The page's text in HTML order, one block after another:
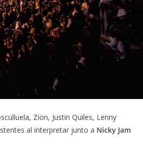
Zion, Justin Quiles, Lenny
al interpretar junto a Nicky Jam